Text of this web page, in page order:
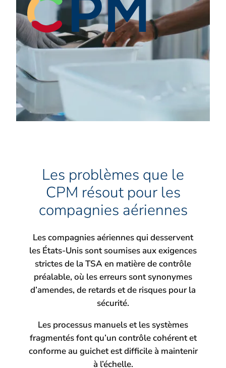
Les problèmes que le
CPM résout pour les
compagnies aériennes
Les compagnies aériennes qui desservent
les États-Unis sont soumises aux exigences
strictes de la TSA en matière de contrôle
préalable, où les erreurs sont synonymes
d’amendes, de retards et de risques pour la
sécurité.
Les processus manuels et les systèmes
fragmentés font qu’un contrôle cohérent et
conforme au guichet est difficile à maintenir
à l’échelle.